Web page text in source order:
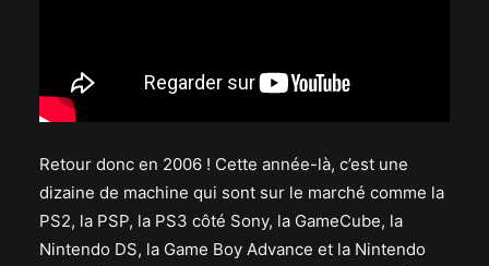
Retour donc en 2006 ! Cette année-là, c’est une
dizaine de machine qui sont sur le marché comme la
PS2, la PSP, la PS3 côté Sony, la GameCube, la
Nintendo DS, la Game Boy Advance et la Nintendo